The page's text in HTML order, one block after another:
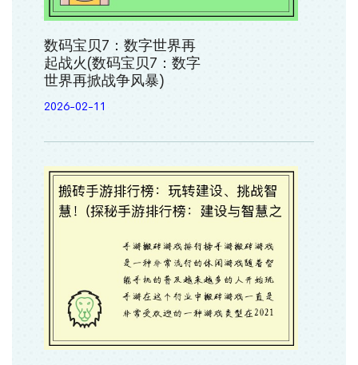
数码宝贝7：数字世界再
起战火(数码宝贝7：数字
世界再掀战争风暴)
2026-02-11